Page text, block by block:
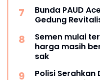
Bunda PAUD
Gedung
Semen mulai
harga masih
sak
Polisi Serahkan